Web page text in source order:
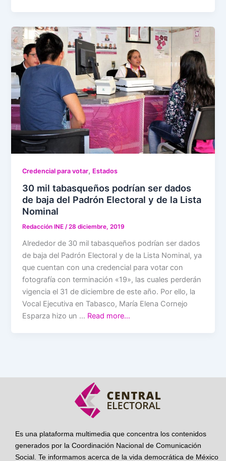
Credencial para votar, Estados
30 mil tabasqueños podrían ser dados
de baja del Padrón Electoral y de la Lista
Nominal
Redacción INE/28 diciembre, 2019
Alrededor de 30 mil tabasqueños podrían ser dados
de baja del Padrón Electoral y de la Lista Nominal, ya
que cuentan con una credencial para votar con
fotografía con terminación «19», las cuales perderán
vigencia el 31 de diciembre de este año. Por ello, la
Vocal Ejecutiva en Tabasco, María Elena Cornejo
Esparza hizo un … Read more…
Es una plataforma multimedia que concentra los contenidos
generados por la Coordinación Nacional de Comunicación
Social. Te informamos acerca de la vida democrática de México